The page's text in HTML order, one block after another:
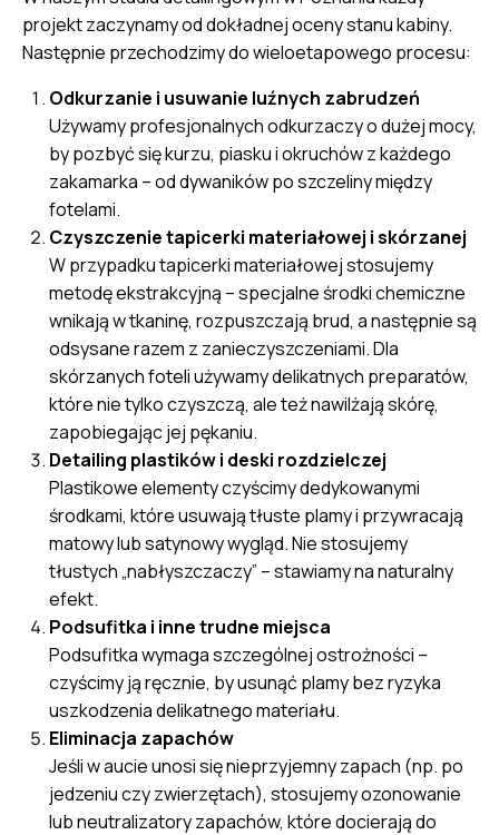
projekt zaczynamy od dokładnej oceny stanu kabiny.
Następnie przechodzimy do wieloetapowego procesu:
Odkurzanie i usuwanie luźnych zabrudzeń
Używamy profesjonalnych odkurzaczy o dużej mocy,
by pozbyć się kurzu, piasku i okruchów z każdego
zakamarka – od dywaników po szczeliny między
fotelami.
Czyszczenie tapicerki materiałowej i skórzanej
W przypadku tapicerki materiałowej stosujemy
metodę ekstrakcyjną – specjalne środki chemiczne
wnikają w tkaninę, rozpuszczają brud, a następnie są
odsysane razem z zanieczyszczeniami. Dla
skórzanych foteli używamy delikatnych preparatów,
które nie tylko czyszczą, ale też nawilżają skórę,
zapobiegając jej pękaniu.
Detailing plastików i deski rozdzielczej
Plastikowe elementy czyścimy dedykowanymi
środkami, które usuwają tłuste plamy i przywracają
matowy lub satynowy wygląd. Nie stosujemy
tłustych „nabłyszczaczy” – stawiamy na naturalny
efekt.
Podsufitka i inne trudne miejsca
Podsufitka wymaga szczególnej ostrożności –
czyścimy ją ręcznie, by usunąć plamy bez ryzyka
uszkodzenia delikatnego materiału.
Eliminacja zapachów
Jeśli w aucie unosi się nieprzyjemny zapach (np. po
jedzeniu czy zwierzętach), stosujemy ozonowanie
lub neutralizatory zapachów, które docierają do